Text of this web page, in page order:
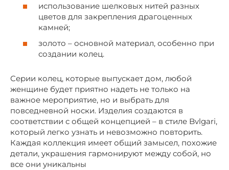
использование шелковых нитей разных
цветов для закрепления драгоценных
камней;
золото – основной материал, особенно при
создании колец.
Серии колец, которые выпускает дом, любой
женщине будет приятно надеть не только на
важное мероприятие, но и выбрать для
повседневной носки. Изделия создаются в
соответствии с общей концепцией – в стиле Bvlgari,
который легко узнать и невозможно повторить.
Каждая коллекция имеет общий замысел, похожие
детали, украшения гармонируют между собой, но
все они уникальны